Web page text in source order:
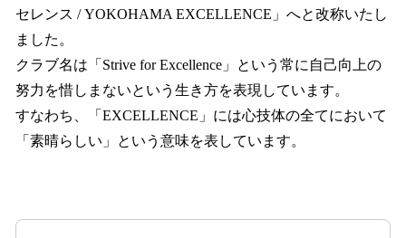
セレンス / YOKOHAMA EXCELLENCE」へと改称いたし
ました。
クラブ名は「Strive for Excellence」という常に自己向上の
努力を惜しまないという生き方を表現しています。
すなわち、「EXCELLENCE」には心技体の全てにおいて
「素晴らしい」という意味を表しています。